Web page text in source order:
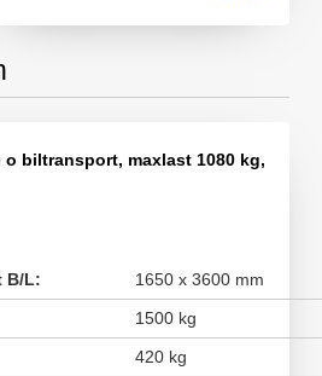
biltransport, maxlast 1080 kg,
B/L:
1650 x 3600 mm
1500 kg
420 kg